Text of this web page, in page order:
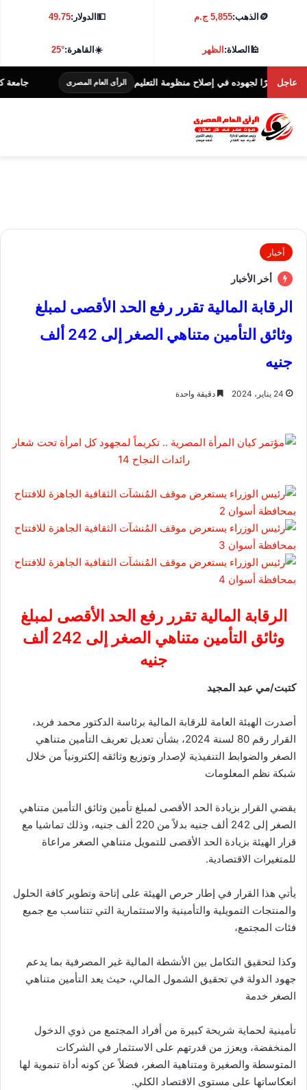
🪙 الذهب:5,855 ج.م 💵الدولار:49.75
🕌الصلاة:الظهر ☀️القاهرة:25°
عاجللجهوده في إصلاح منظومة التعليم الرأى العام المصرى جامعة كفر الشيخ تطلق
أخبار
أخر الأخبار
الرقابة المالية تقرر رفع الحد الأقصى لمبلغ
وثائق التأمين متناهي الصغر إلى 242 ألف
جنيه
24 يناير، 2024 دقيقة واحدة
الرقابة المالية تقرر رفع الحد الأقصى لمبلغ
وثائق التأمين متناهي الصغر إلى 242 ألف
جنيه
كتبت/مي عبد المجيد
أصدرت الهيئة العامة للرقابة المالية برئاسة الدكتور محمد فريد،
القرار رقم 80 لسنة 2024، بشأن تعديل تعريف التأمين متناهي
الصغر والضوابط التنفيذية لإصدار وتوزيع وثائقه إلكترونياً من خلال
شبكة نظم المعلومات
يقضي القرار بزيادة الحد الأقصى لمبلغ تأمين وثائق التأمين متناهي
الصغر إلى 242 ألف جنيه بدلاً من 220 ألف جنيه، وذلك تماشيا مع
قرار الهيئة بزيادة الحد الأقصى للتمويل متناهي الصغر مراعاة
للمتغيرات الاقتصادية.
يأتي هذا القرار في إطار حرص الهيئة على إتاحة وتطوير كافة الحلول
والمنتجات التمويلية والتأمينية والاستثمارية التي تتناسب مع جميع
فئات المجتمع،
وكذا لتحقيق التكامل بين الأنشطة المالية غير المصرفية بما يدعم
جهود الدولة في تحقيق الشمول المالي، حيث يعد التأمين متناهي
الصغر خدمة
تأمينية لحماية شريحة كبيرة من أفراد المجتمع من ذوي الدخول
المنخفضة، ويعزز من قدرتهم على الاستثمار في الشركات
المتوسطة والصغيرة ومتناهية الصغر، فضلاً عن كونه أداة تنموية لها
انعكاساتها على مستوى الاقتصاد الكلي.